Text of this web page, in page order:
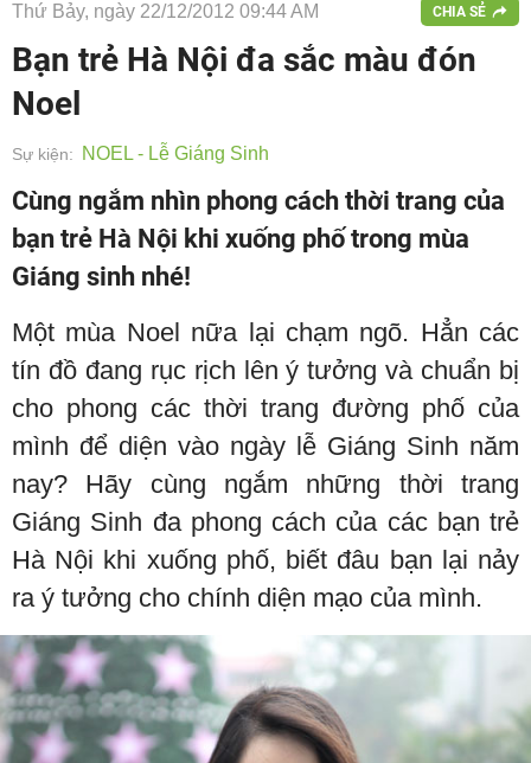
Thứ Bảy, ngày 22/12/2012 09:44 AM CHIA SẺ
Bạn trẻ Hà Nội đa sắc màu đón
Noel
Sự kiện: NOEL - Lễ Giáng Sinh
Cùng ngắm nhìn phong cách thời trang của
bạn trẻ Hà Nội khi xuống phố trong mùa
Giáng sinh nhé!
Một mùa Noel nữa lại chạm ngõ. Hẳn các
tín đồ đang rục rịch lên ý tưởng và chuẩn bị
cho phong các thời trang đường phố của
mình để diện vào ngày lễ Giáng Sinh năm
nay? Hãy cùng ngắm những thời trang
Giáng Sinh đa phong cách của các bạn trẻ
Hà Nội khi xuống phố, biết đâu bạn lại nảy
ra ý tưởng cho chính diện mạo của mình.